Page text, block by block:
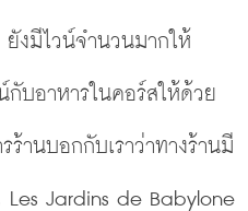
งมีไวน์จำนวนมากให้
กับอาหารในคอร์สให้ด้วย
านบอกกับเราว่าทางร้านมี
Les Jardins de Babylone